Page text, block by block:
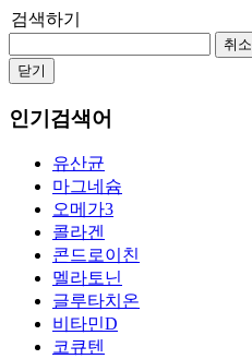
검색하기
취소
닫기
인기검색어
유산균
마그네슘
오메가3
콜라겐
콘드로이친
멜라토닌
글루타치온
비타민D
코큐텐